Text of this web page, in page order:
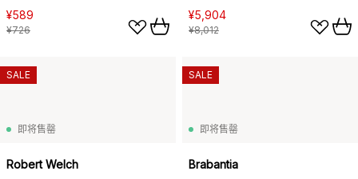
¥589
¥726
¥5,904
¥8,012
即将售罄
Robert Welch
SALE
即将售罄
Brabantia
SALE